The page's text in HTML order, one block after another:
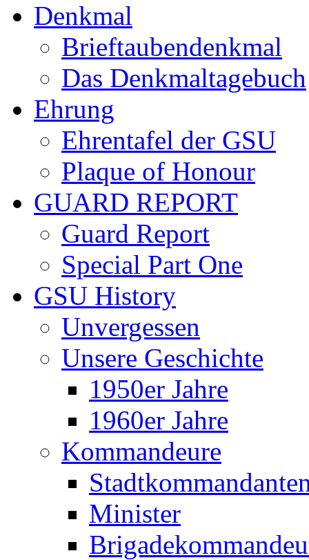
Denkmal
Brieftaubendenkmal
Das Denkmaltagebuch
Ehrung
Ehrentafel der GSU
Plaque of Honour
GUARD REPORT
Guard Report
Special Part One
GSU History
Unvergessen
Unsere Geschichte
1950er Jahre
1960er Jahre
Kommandeure
Minister